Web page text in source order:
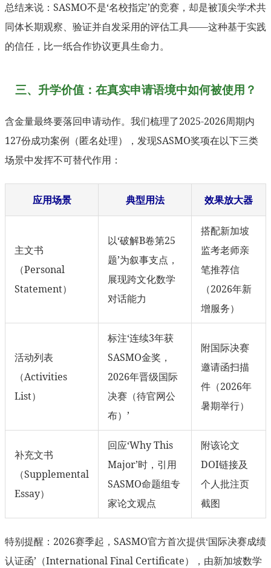
总结来说：SASMO不是‘名校指定’的竞赛，却是被顶尖学术共
同体长期观察、验证并自发采用的评估工具——这种基于实践
的信任，比一纸合作协议更具生命力。
三、升学价值：在真实申请语境中如何被使用？
含金量最终要落回申请动作。我们梳理了2025-2026周期内
127份成功案例（匿名处理），发现SASMO奖项在以下三类
场景中发挥不可替代作用：
应用场景 典型用法 效果放大器
主文书
（Personal
Statement）
以‘破解B卷第25
题’为叙事支点，
展现跨文化数学
对话能力
搭配新加坡
监考老师亲
笔推荐信
（2026年新
增服务）
活动列表
（Activities
List）
标注‘连续3年获
SASMO金奖，
2026年晋级国际
决赛（待官网公
布）’
附国际决赛
邀请函扫描
件（2026年
暑期举行）
补充文书
（Supplemental
Essay）
回应‘Why This
Major’时，引用
SASMO命题组专
家论文观点
附该论文
DOI链接及
个人批注页
截图
特别提醒：2026赛季起，SASMO官方首次提供‘国际决赛成绩
认证函’（International Final Certificate），由新加坡数学